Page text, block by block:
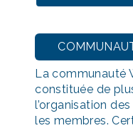
La communauté
constituée de
l’organisation
les membres.